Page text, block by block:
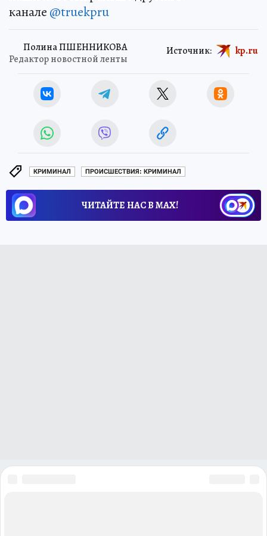
канале @truekpru
Полина ПШЕННИКОВА
Редактор новостной ленты
Источник: kp.ru
КРИМИНАЛ ПРОИСШЕСТВИЯ: КРИМИНАЛ
ЧИТАЙТЕ НАС В МАХ!